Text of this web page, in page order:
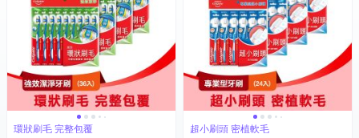
環狀刷毛 完整包覆 超小刷頭 密植軟毛